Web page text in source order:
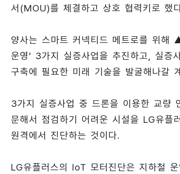
서(MOU)를 체결하고 상호 협력키로 했
양사는 스마트 커넥티드 메트로를 위해
운영’ 3가지 실증사업을 추진하고, 실증
구축에 필요한 미래 기술을 발굴해나갈
3가지 실증사업 중 드론을 이용한 교량
문해서 점검하기 어려운 시설을 LG유플
원격에서 진단하는 것이다.
LG유플러스의 IoT 모터진단은 지하철